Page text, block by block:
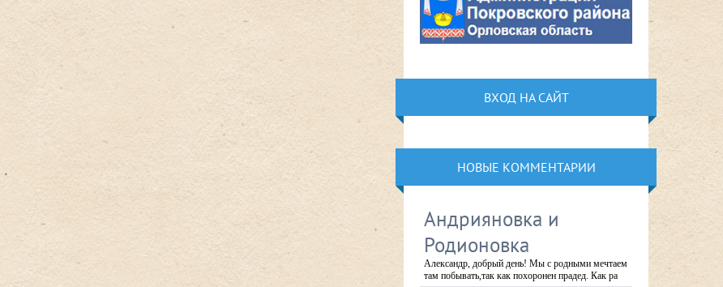
ВХОД НА САЙТ
НОВЫЕ КОММЕНТАРИИ
Андрияновка и
Родионовка
Александр, добрый день! Мы с родными мечтаем
там побывать,так как похоронен прадед. Как ра